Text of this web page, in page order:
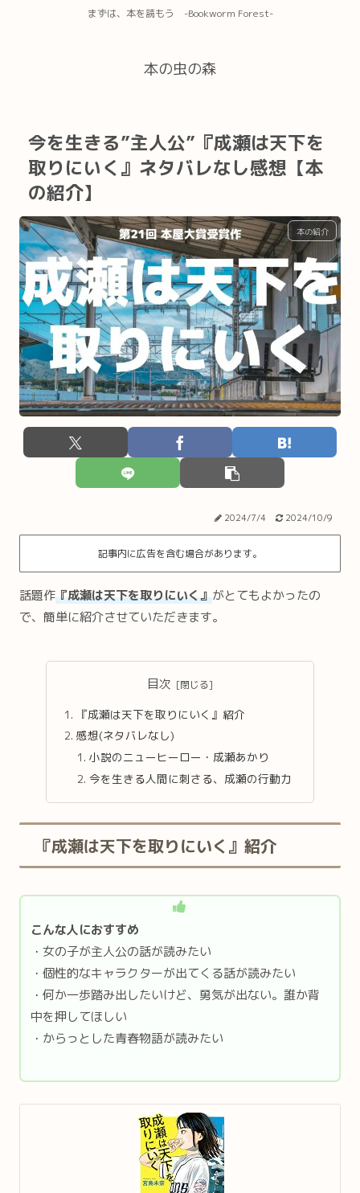
まずは、本を読もう -Bookworm Forest-
本の虫の森
今を生きる”主人公”『成瀬は天下を
取りにいく』ネタバレなし感想【本
の紹介】
本の紹介
2024/7/4 2024/10/9
記事内に広告を含む場合があります。
話題作『成瀬は天下を取りにいく』がとてもよかったの
で、簡単に紹介させていただきます。
目次
『成瀬は天下を取りにいく』紹介
感想(ネタバレなし)
小説のニューヒーロー・成瀬あかり
今を生きる人間に刺さる、成瀬の行動力
『成瀬は天下を取りにいく』紹介
こんな人におすすめ
・女の子が主人公の話が読みたい
・個性的なキャラクターが出てくる話が読みたい
・何か一歩踏み出したいけど、勇気が出ない。誰か背
中を押してほしい
・からっとした青春物語が読みたい